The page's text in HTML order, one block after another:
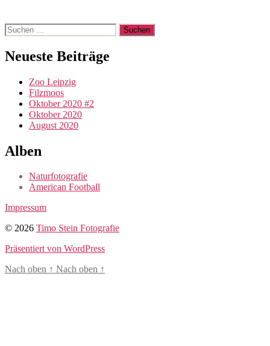
Suchen
nach:
Neueste Beiträge
Zoo Leipzig
Filzmoos
Oktober 2020 #2
Oktober 2020
August 2020
Alben
Naturfotografie
American Football
Impressum
© 2026 Timo Stein Fotografie
Präsentiert von WordPress
Nach oben ↑ Nach oben ↑